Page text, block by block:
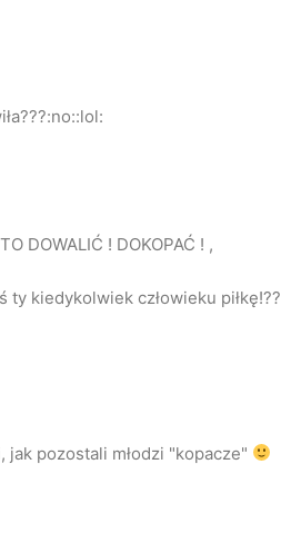
DOWALIĆ ! DOKOPAĆ ! ,
kiedykolwiek człowieku piłkę!??
pozostali młodzi "kopacze"